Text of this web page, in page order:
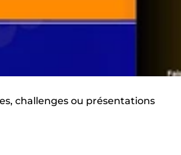
challenges ou présentations